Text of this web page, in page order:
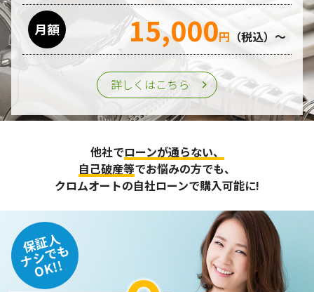
月額 15,000円 （税込）～
詳しくはこちら
他社でローンが通らない、
自己破産等でお悩みの方でも、
クロムオートの自社ローンで購入可能に!
保証人
ナシでも
OK!!